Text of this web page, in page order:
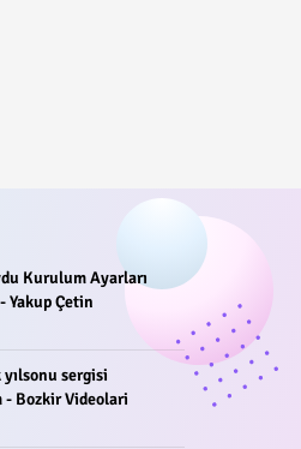
Kurulum Ayarları
Yakup Çetin
yılsonu sergisi
Bozkir Videolari